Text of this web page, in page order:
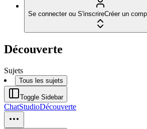
Se connecter ou S'inscrireCréer un
Découverte
Sujets
Tous les sujets
Toggle Sidebar
ChatStudioDécouverte